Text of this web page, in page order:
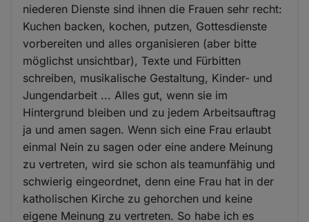
niederen Dienste sind ihnen die Frauen sehr recht:
Kuchen backen, kochen, putzen, Gottesdienste
vorbereiten und alles organisieren (aber bitte
möglichst unsichtbar), Texte und Fürbitten
schreiben, musikalische Gestaltung, Kinder- und
Jungendarbeit ... Alles gut, wenn sie im
Hintergrund bleiben und zu jedem Arbeitsauftrag
ja und amen sagen. Wenn sich eine Frau erlaubt
einmal Nein zu sagen oder eine andere Meinung
zu vertreten, wird sie schon als teamunfähig und
schwierig eingeordnet, denn eine Frau hat in der
katholischen Kirche zu gehorchen und keine
eigene Meinung zu vertreten. So habe ich es